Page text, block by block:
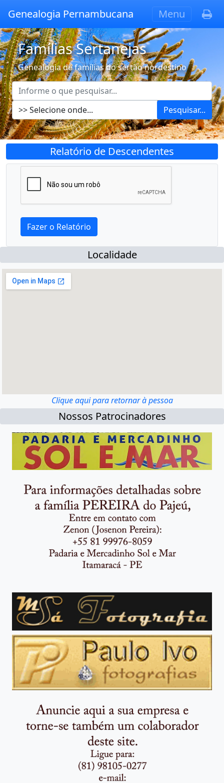
Genealogia Pernambucana Menu
Famílias Sertanejas
Genealogia de famílias do sertão nordestino
Pesquisar...
Relatório de Descendentes
Localidade
Clique aqui para retornar à pessoa
Nossos Patrocinadores